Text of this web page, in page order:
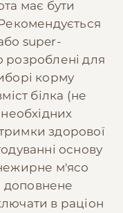
має бути
super-
для
корму
білка (не
здорової
основу
м'ясо
доповнене
в раціон